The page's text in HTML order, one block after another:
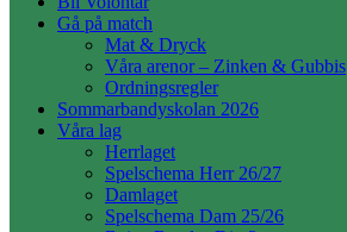
Gå på match
Mat & Dryck
Våra arenor – Zinken & Gubbis
Ordningsregler
Sommarbandyskolan 2026
Våra lag
Herrlaget
Spelschema Herr 26/27
Damlaget
Spelschema Dam 25/26